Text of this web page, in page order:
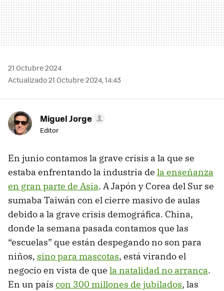
21 Octubre 2024
Actualizado 21 Octubre 2024, 14:43
Miguel Jorge
Editor
En junio contamos la grave crisis a la que se
estaba enfrentando la industria de la enseñanza
en gran parte de Asia. A Japón y Corea del Sur se
sumaba Taiwán con el cierre masivo de aulas
debido a la grave crisis demográfica. China,
donde la semana pasada contamos que las
“escuelas” que están despegando no son para
niños, sino para mascotas, está virando el
negocio en vista de que la natalidad no arranca.
En un país con 300 millones de jubilados, las